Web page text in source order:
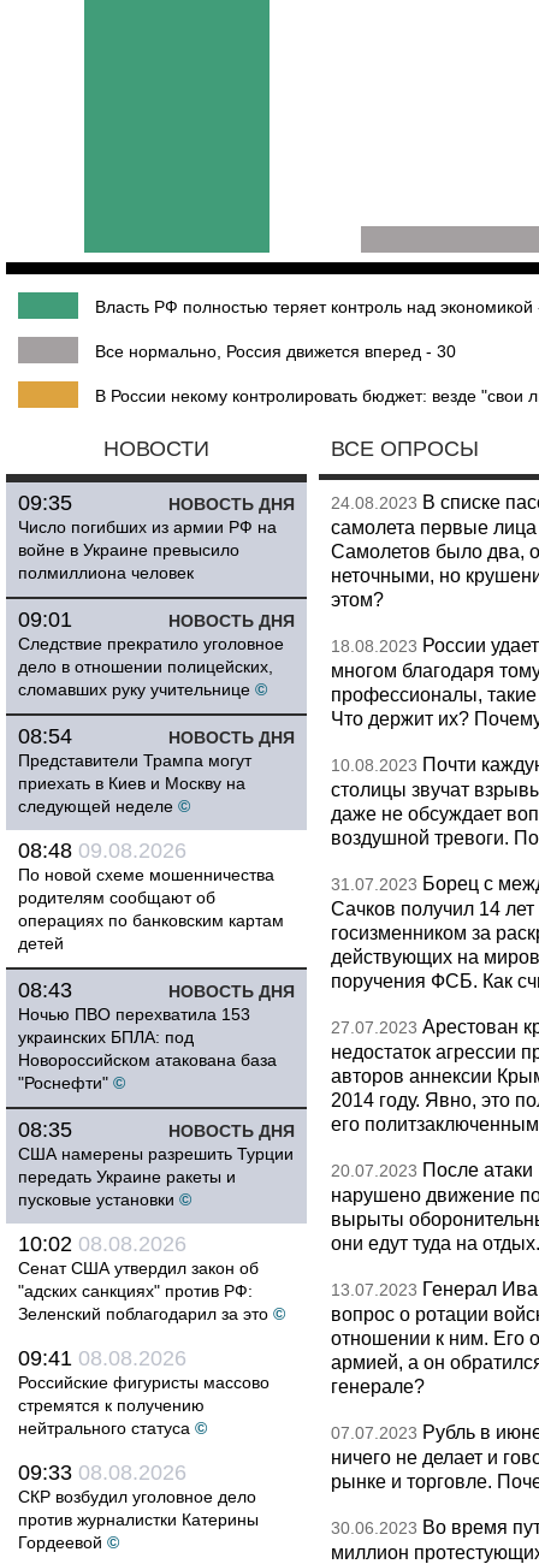
Власть РФ полностью теряет контроль над экономикой
Все нормально, Россия движется вперед - 30
В России некому контролировать бюджет: везде "свои
НОВОСТИ
НОВОСТЬ ДНЯ
09:35
Число погибших из армии РФ на
войне в Украине превысило
полмиллиона человек
НОВОСТЬ ДНЯ
09:01
Следствие прекратило уголовное
дело в отношении полицейских,
сломавших руку учительнице ©
НОВОСТЬ ДНЯ
08:54
Представители Трампа могут
приехать в Киев и Москву на
следующей неделе ©
08:48 09.08.2026
По новой схеме мошенничества
родителям сообщают об
операциях по банковским картам
детей
НОВОСТЬ ДНЯ
08:43
Ночью ПВО перехватила 153
украинских БПЛА: под
Новороссийском атакована база
"Роснефти" ©
НОВОСТЬ ДНЯ
08:35
США намерены разрешить Турции
передать Украине ракеты и
пусковые установки ©
10:02 08.08.2026
Сенат США утвердил закон об
"адских санкциях" против РФ:
Зеленский поблагодарил за это ©
09:41 08.08.2026
Российские фигуристы массово
стремятся к получению
нейтрального статуса ©
09:33 08.08.2026
СКР возбудил уголовное дело
против журналистки Катерины
Гордеевой ©
ВСЕ ОПРОСЫ
24.08.2023 В списке
самолета первые
Самолетов было два,
неточными, но
этом?
18.08.2023 России
многом благодаря
профессионалы,
Что держит их?
10.08.2023 Почти
столицы звучат
даже не обсуждает
воздушной тревоги.
31.07.2023 Борец с
Сачков получил 14
госизменником за
действующих на
поручения ФСБ. Как
27.07.2023 Арестован
недостаток агрессии
авторов аннексии
2014 году. Явно, это
его
20.07.2023 После
нарушено движение
вырыты
они едут туда на
13.07.2023 Генерал
вопрос о ротации
отношении к ним. Его
армией, а он
генерале?
07.07.2023 Рубль в
ничего не делает и
рынке и торговле.
30.06.2023 Во время
миллион